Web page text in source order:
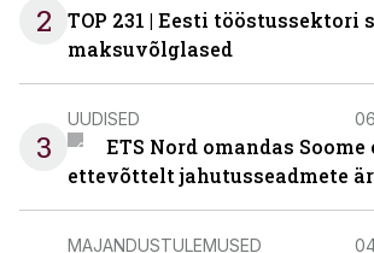
2
TOP 231 | Eesti tööstussektori
maksuvõlglased
3
UUDISED
ETS Nord omandas
ettevõttelt jahutusseadmete
MAJANDUSTULEMUSED